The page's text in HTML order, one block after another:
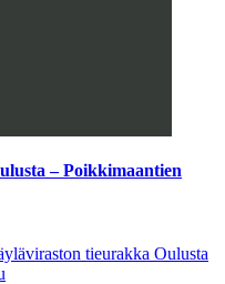
– Poikkimaantien
tieurakka Oulusta